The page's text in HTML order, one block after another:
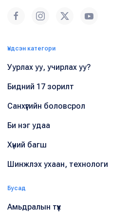
Үндсэн категори
Уурлах уу, учирлах уу?
Бидний 17 зорилт
Санхүүгийн боловсрол
Би нэг удаа
Хүний багш
Шинжлэх ухаан, технологи
Бусад
Амьдралын түүх